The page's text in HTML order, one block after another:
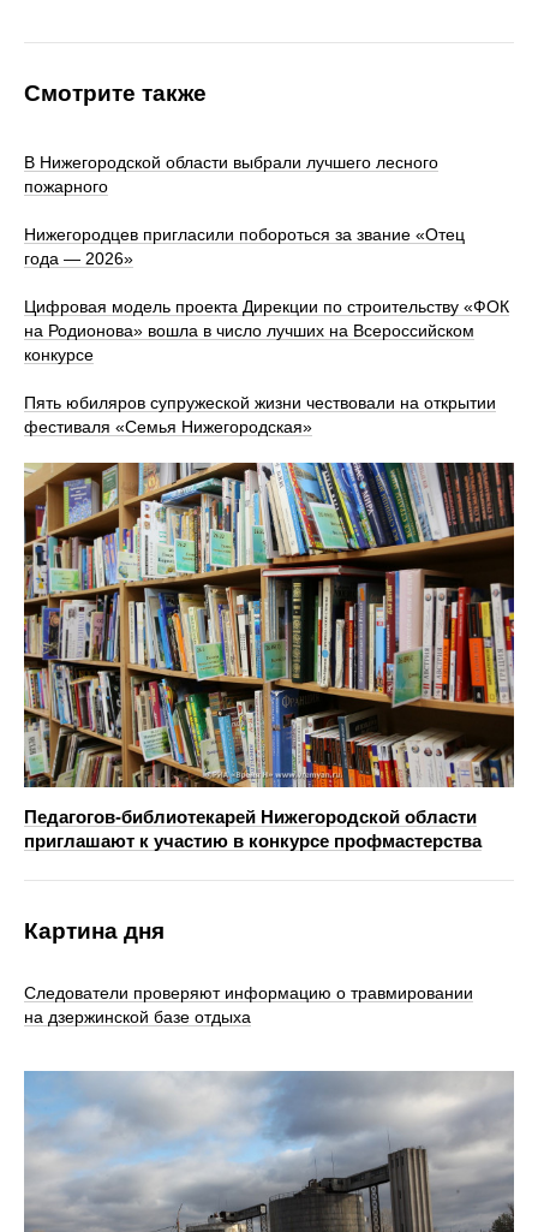
Смотрите также
В Нижегородской области выбрали лучшего лесного
пожарного
Нижегородцев пригласили побороться за звание «Отец
года — 2026»
Цифровая модель проекта Дирекции по строительству «ФОК
на Родионова» вошла в число лучших на Всероссийском
конкурсе
Пять юбиляров супружеской жизни чествовали на открытии
фестиваля «Семья Нижегородская»
Педагогов-библиотекарей Нижегородской области
приглашают к участию в конкурсе профмастерства
Картина дня
Следователи проверяют информацию о травмировании
на дзержинской базе отдыха